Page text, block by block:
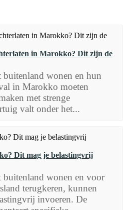
in Marokko? Dit zijn de
wonen en hun
in Marokko moeten
met strenge
valt onder het...
Dit mag je belastingvrij
wonen en voor
terugkeren, kunnen
invoeren. De